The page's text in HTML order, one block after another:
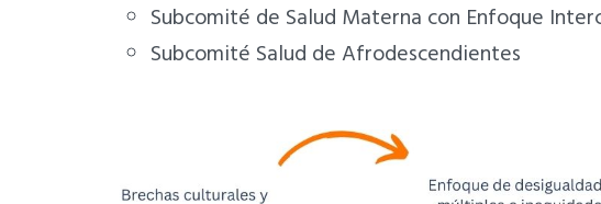
Subcomité de Salud Materna con Enfoque
Subcomité Salud de Afrodescendientes